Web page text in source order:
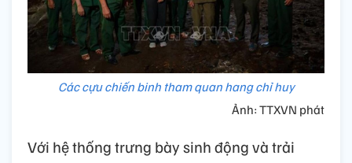
Các cựu chiến binh tham quan hang chỉ huy
Ảnh: TTXVN phát
Với hệ thống trưng bày sinh động và trải